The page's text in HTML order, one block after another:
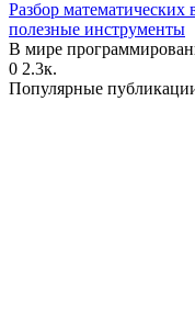
Разбор
полезные инструменты
В мире
0 2.3к.
Популярные